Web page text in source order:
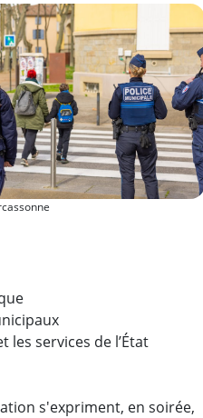
services de l’État
s'expriment, en soirée,